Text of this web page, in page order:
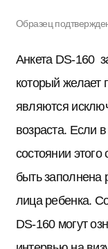
Образец
Анкета DS-160
который желает
являются
возраста. Если
состоянии
быть заполнена
лица ребенка.
DS-160 могут